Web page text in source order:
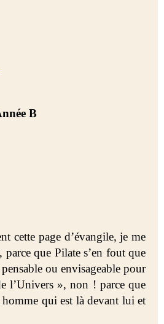
B
cette page d’évangile, je me
que Pilate s’en fout que
ou envisageable pour
l’Univers », non ! parce que
homme qui est là devant lui et